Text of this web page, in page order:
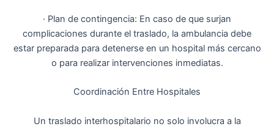
· Plan de contingencia: En caso de que surjan
complicaciones durante el traslado, la ambulancia debe
estar preparada para detenerse en un hospital más cercano
o para realizar intervenciones inmediatas.
Coordinación Entre Hospitales
Un traslado interhospitalario no solo involucra a la